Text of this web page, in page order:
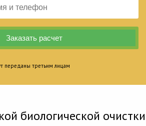
переданы третьим лицам
биологической очистки